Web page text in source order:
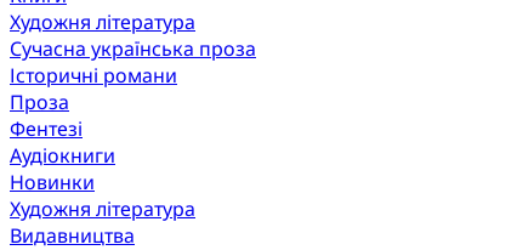
Художня література
Сучасна українська проза
Історичні романи
Проза
Фентезі
Аудіокниги
Новинки
Художня література
Видавництва